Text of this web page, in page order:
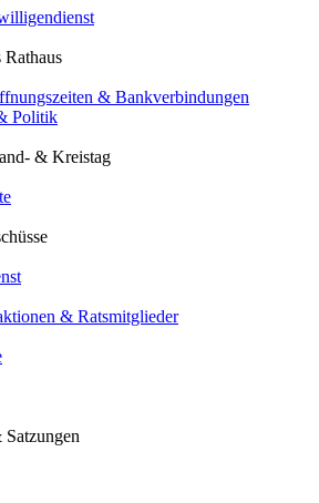
& Bankverbindungen
Politik
& Kreistag
& Ratsmitglieder